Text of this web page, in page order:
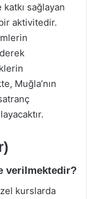
sağlayan
aktivitedir.
Muğla’nın
verilmektedir?
kurslarda